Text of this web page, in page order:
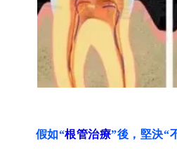
假如“根管治療”後， 堅決“